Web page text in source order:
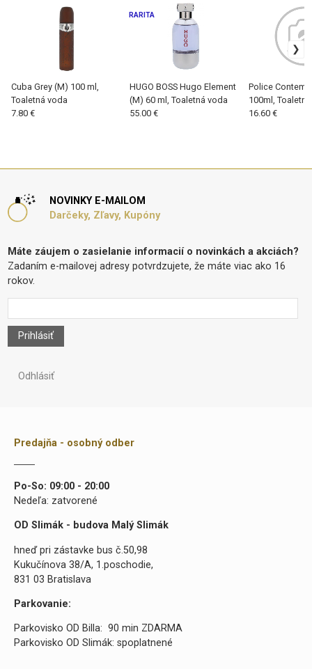
Cuba Grey (M) 100 ml,
Toaletná voda
7.80 €
HUGO BOSS Hugo Element
(M) 60 ml, Toaletná voda
RARITA
55.00 €
Police
100ml,
16.60 €
NOVINKY E-MAILOM
Darčeky, Zľavy, Kupóny
Máte záujem o zasielanie informacií o novinkách a akciách?
Zadaním e-mailovej adresy potvrdzujete, že máte viac ako 16
rokov.
Prihlásiť
Odhlásiť
Predajňa - osobný odber
Po-So: 09:00 - 20:00
Nedeľa: zatvorené
OD Slimák - budova Malý Slimák
hneď pri zástavke bus č.50,98
Kukučínova 38/A, 1.poschodie,
831 03 Bratislava
Parkovanie:
Parkovisko OD Billa: 90 min ZDARMA
Parkovisko OD Slimák: spoplatnené